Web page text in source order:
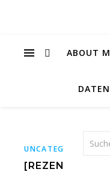
ABOUT
UNCATEGORIZED
[REZENSION]